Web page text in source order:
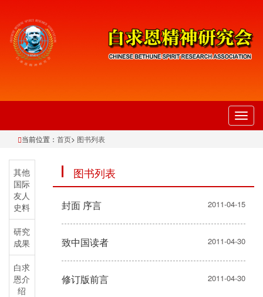
切
换
当前位置： 首页> 图书列表
其他
国际
友人
史料
研究
成果
白求
恩介
绍
图书列表
封面 序言 2011-04-15
致中国读者 2011-04-30
修订版前言 2011-04-30